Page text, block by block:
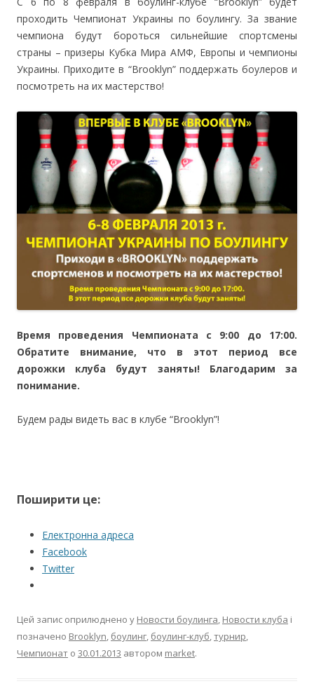
проходить Чемпионат Украины по боулингу. За звание
чемпиона будут бороться сильнейшие спортсмены
страны – призеры Кубка Мира АМФ, Европы и чемпионы
Украины. Приходите в “Brooklyn” поддержать боулеров и
посмотреть на их мастерство!
Время проведения Чемпионата с 9:00 до 17:00.
Обратите внимание, что в этот период все
дорожки клуба будут заняты! Благодарим за
понимание.
Будем рады видеть вас в клубе “Brooklyn”!
Поширити це:
Електронна адреса
Facebook
Twitter
Цей запис оприлюднено у Новости боулинга, Новости клуба і
позначено Brooklyn, боулинг, боулинг-клуб,турнир,
Чемпионат о 30.01.2013 автором market.